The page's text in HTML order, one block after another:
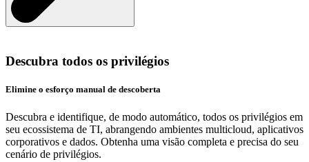
Descubra todos os privilégios
Elimine o esforço manual de descoberta
Descubra e identifique, de modo automático, todos os privilégios em
seu ecossistema de TI, abrangendo ambientes multicloud, aplicativos
corporativos e dados. Obtenha uma visão completa e precisa do seu
cenário de privilégios.